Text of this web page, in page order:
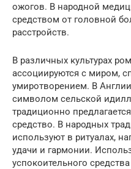
ожогов. В народной
средством от головной
расстройств.
В различных культурах
ассоциируются с миром,
умиротворением. В
символом сельской
традиционно
средство. В народных
используют в ритуалах,
удачи и гармонии.
успокоительного